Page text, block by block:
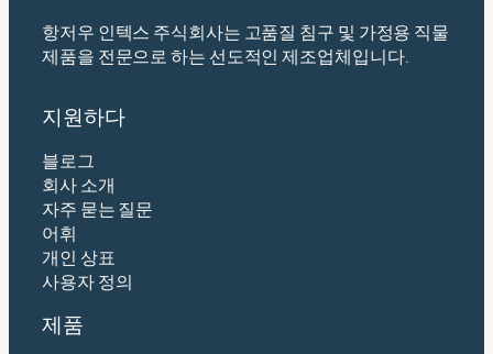
항저우 인텍스 주식회사는 고품질 침구 및 가정용 직물
제품을 전문으로 하는 선도적인 제조업체입니다.
지원하다
블로그
회사 소개
자주 묻는 질문
어휘
개인 상표
사용자 정의
제품